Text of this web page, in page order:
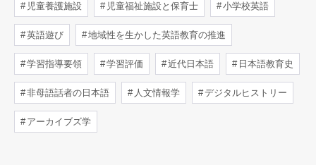
児童養護施設 児童福祉施設と保育士 小学校英語
英語遊び 地域性を生かした英語教育の推進
学習指導要領 学習評価 近代日本語 日本語教育史
非母語話者の日本語 人文情報学 デジタルヒストリー
アーカイブズ学